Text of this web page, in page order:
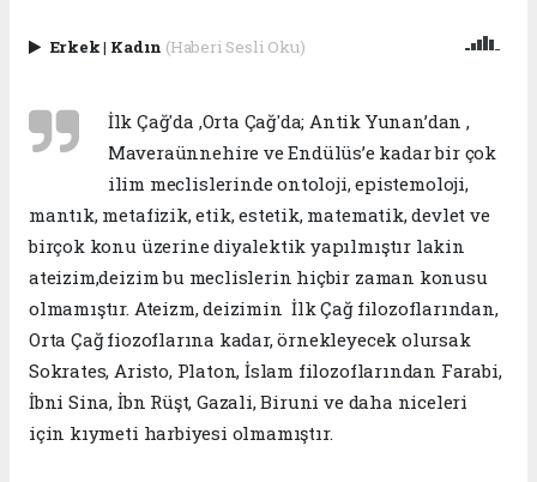
Erkek| Kadın (Haberi Sesli Oku)
İlk Çağ'da ,Orta Çağ'da; Antik Yunan’dan ,
Maveraünnehire ve Endülüs’e kadar bir çok
ilim meclislerinde ontoloji, epistemoloji,
mantık, metafizik, etik, estetik, matematik, devlet ve
birçok konu üzerine diyalektik yapılmıştır lakin
ateizim,deizim bu meclislerin hiçbir zaman konusu
olmamıştır. Ateizm, deizimin İlk Çağ filozoflarından,
Orta Çağ fiozoflarına kadar, örnekleyecek olursak
Sokrates, Aristo, Platon, İslam filozoflarından Farabi,
İbni Sina, İbn Rüşt, Gazali, Biruni ve daha niceleri
için kıymeti harbiyesi olmamıştır.